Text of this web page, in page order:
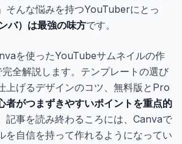
無料で始める
そんな悩みを持つYouTuberにとっ
バ）は最強の味方です。
を使ったYouTubeサムネイルの作
完全解説します。テンプレートの選び
上げるデザインのコツ、無料版とPro
者がつまずきやすいポイントを重点的
記事を読み終わるころには、Canvaで
を自信を持って作れるようになってい